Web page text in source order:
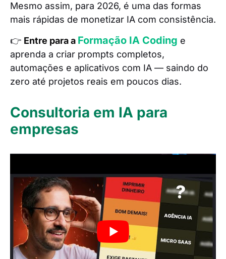
Mesmo assim, para 2026, é uma das formas
mais rápidas de monetizar IA com consistência.
👉 Entre para a Formação IA Coding e
aprenda a criar prompts completos,
automações e aplicativos com IA — saindo do
zero até projetos reais em poucos dias.
Consultoria em IA para
empresas